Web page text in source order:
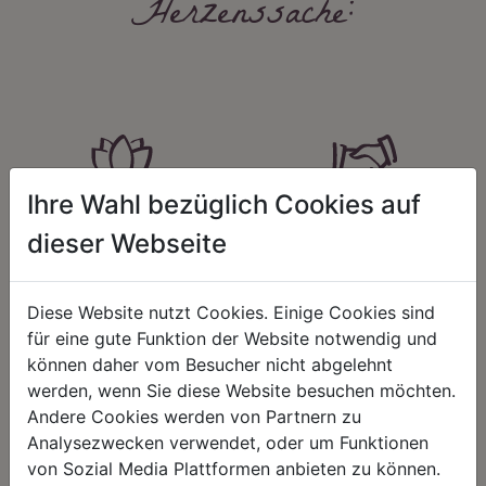
Herzenssache:
HARMONIE
Unser Sortiment steht für ein
positives Lebensgefühl. Wir
Momente für harmonische Stunden
zu Hause – den Ort, an dem
Menschen sich geborgen fühlen und
positive Energie schöpfen.
FAIRNESS
auch ein guter Preis. Wir handeln
Kalkulation, angemessene
Entlohnung und unsere
nachhaltigen, gewachsenen
Geschäftsbeziehungen.
Ihre Wahl bezüglich Cookies auf
dieser Webseite
Diese Website nutzt Cookies. Einige Cookies sind
für eine gute Funktion der Website notwendig und
können daher vom Besucher nicht abgelehnt
werden, wenn Sie diese Website besuchen möchten.
Andere Cookies werden von Partnern zu
Analysezwecken verwendet, oder um Funktionen
von Sozial Media Plattformen anbieten zu können.